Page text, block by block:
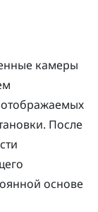
камеры
отображаемых
После
основе